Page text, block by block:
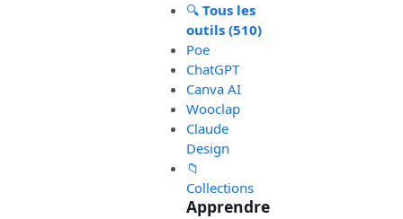
🔍 Tous les
outils (510)
Poe
ChatGPT
Canva AI
Wooclap
Claude
Design
📁
Collections
Apprendre